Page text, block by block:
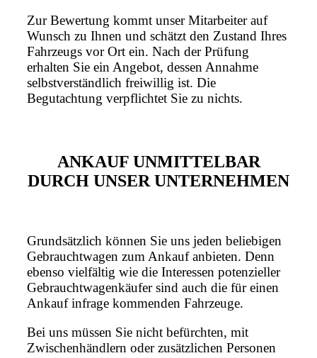
Zur Bewertung kommt unser Mitarbeiter auf
Wunsch zu Ihnen und schätzt den Zustand Ihres
Fahrzeugs vor Ort ein. Nach der Prüfung
erhalten Sie ein Angebot, dessen Annahme
selbstverständlich freiwillig ist. Die
Begutachtung verpflichtet Sie zu nichts.
ANKAUF UNMITTELBAR
DURCH UNSER UNTERNEHMEN
Grundsätzlich können Sie uns jeden beliebigen
Gebrauchtwagen zum Ankauf anbieten. Denn
ebenso vielfältig wie die Interessen potenzieller
Gebrauchtwagenkäufer sind auch die für einen
Ankauf infrage kommenden Fahrzeuge.
Bei uns müssen Sie nicht befürchten, mit
Zwischenhändlern oder zusätzlichen Personen